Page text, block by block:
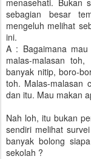
sebagian besar
mengeluh melihat
ini.
A : Bagaimana
malas-malasan
banyak nitip, boro-
toh. Malas-malasan
dan itu. Mau makan
Nah loh, itu bukan
sendiri melihat
banyak bolong
sekolah ?